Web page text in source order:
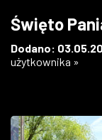
W KINACH
ZDJĘCIA
Święto
Dodano:
użytkownika »